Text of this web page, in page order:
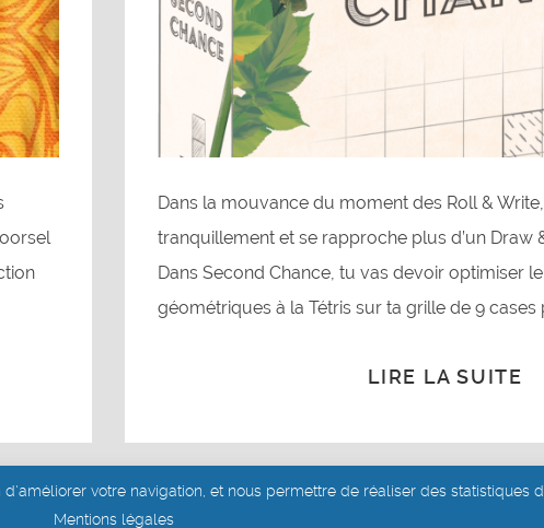
Dans la mouvance du moment des Roll &
tranquillement et se rapproche plus d’un Draw
Dans Second Chance, tu vas devoir optimiser
géométriques à la Tétris sur ta grille de 9 cases
LIRE LA SUITE
Site réalisé par Aurélie Dits
votre navigation, et nous permettre de réaliser des statistiques
Mentions légales